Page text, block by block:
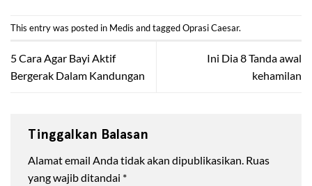
This entry was posted in Medis and taggedOprasi Caesar.
5 Cara Agar Bayi Aktif
Bergerak Dalam Kandungan
Ini Dia 8 Tanda awal
kehamilan
Tinggalkan Balasan
Alamat email Anda tidak akan dipublikasikan. Ruas
yang wajib ditandai *